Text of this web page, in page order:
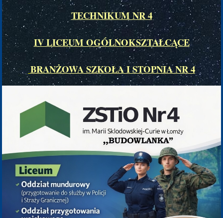
TECHNIKUM NR 4
IV LICEUM OGÓLNOKSZTAŁCĄCE
BRANŻOWA SZKOŁA I STOPNIA NR 4